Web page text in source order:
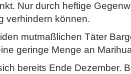
Nur durch heftige
verhindern können.
mutmaßlichen Täter
geringe Menge an
bereits Ende Dezember.